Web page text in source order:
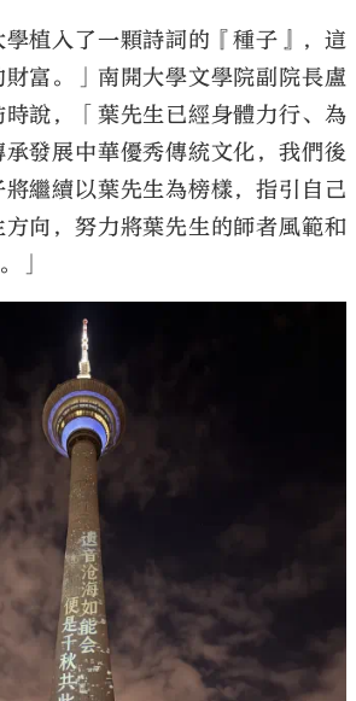
學植入了一顆詩詞的『種子』，這
富。」南開大學文學院副院長盧
說，「葉先生已經身體力行、為
發展中華優秀傳統文化，我們後
繼續以葉先生為榜樣，指引自己
向，努力將葉先生的師者風範和
」